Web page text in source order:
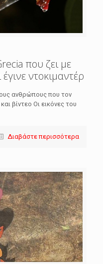
που ζει με
ντοκιμαντέρ
ανθρώπους που τον
βίντεο Οι εικόνες του
Διαβάστε περισσότερα